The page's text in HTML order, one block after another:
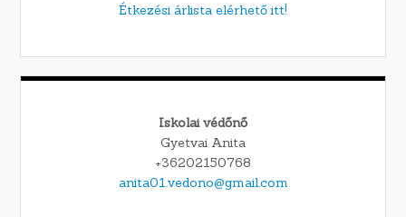
Étkezési árlista elérhető itt!
Iskolai védőnő
Gyetvai Anita
+36202150768
anita01.vedono@gmail.com